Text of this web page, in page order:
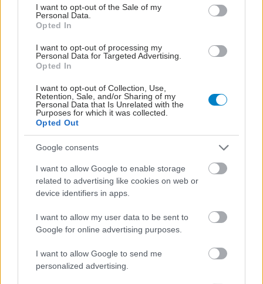
consent section.
I want to opt-out of the Sale of my
Personal Data.
Opted In
I want to opt-out of processing my
Personal Data for Targeted Advertising.
Opted In
I want to opt-out of Collection, Use,
Retention, Sale, and/or Sharing of my
Personal Data that Is Unrelated with the
Purposes for which it was collected.
Opted Out
Google consents
I want to allow Google to enable storage
related to advertising like cookies on web or
device identifiers in apps.
I want to allow my user data to be sent to
Google for online advertising purposes.
I want to allow Google to send me
personalized advertising.
ΜΠΕΙΤΕ ΣΤΗ ΣΥΖΗΤΗΣΗ